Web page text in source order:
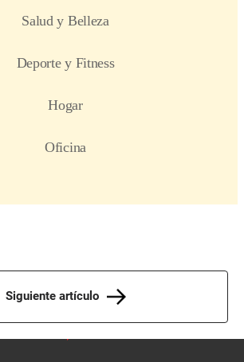
Siguiente artículo